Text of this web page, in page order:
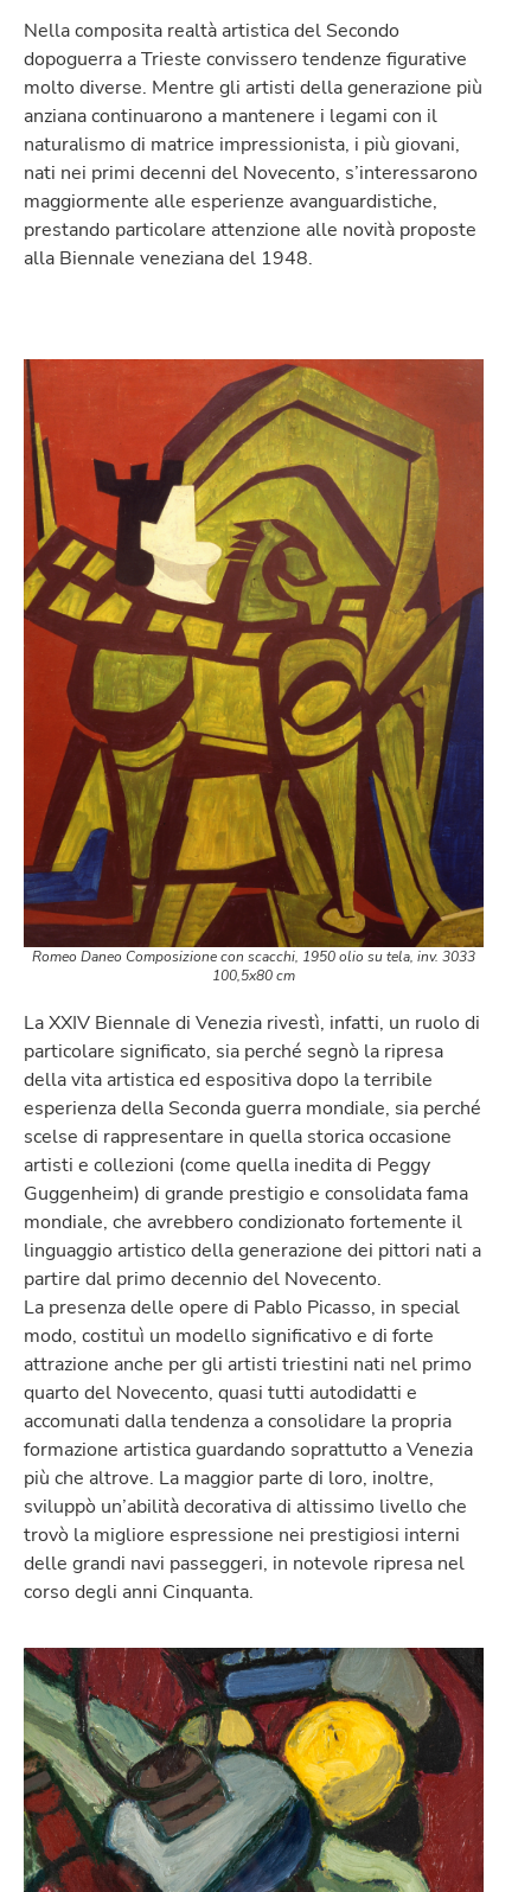
Nella composita realtà artistica del Secondo
dopoguerra a Trieste convissero tendenze figurative
molto diverse. Mentre gli artisti della generazione più
anziana continuarono a mantenere i legami con il
naturalismo di matrice impressionista, i più giovani,
nati nei primi decenni del Novecento, s’interessarono
maggiormente alle esperienze avanguardistiche,
prestando particolare attenzione alle novità proposte
alla Biennale veneziana del 1948.
Romeo Daneo Composizione con scacchi, 1950 olio su tela, inv. 3033
100,5x80 cm
La XXIV Biennale di Venezia rivestì, infatti, un ruolo di
particolare significato, sia perché segnò la ripresa
della vita artistica ed espositiva dopo la terribile
esperienza della Seconda guerra mondiale, sia perché
scelse di rappresentare in quella storica occasione
artisti e collezioni (come quella inedita di Peggy
Guggenheim) di grande prestigio e consolidata fama
mondiale, che avrebbero condizionato fortemente il
linguaggio artistico della generazione dei pittori nati a
partire dal primo decennio del Novecento.
La presenza delle opere di Pablo Picasso, in special
modo, costituì un modello significativo e di forte
attrazione anche per gli artisti triestini nati nel primo
quarto del Novecento, quasi tutti autodidatti e
accomunati dalla tendenza a consolidare la propria
formazione artistica guardando soprattutto a Venezia
più che altrove. La maggior parte di loro, inoltre,
sviluppò un’abilità decorativa di altissimo livello che
trovò la migliore espressione nei prestigiosi interni
delle grandi navi passeggeri, in notevole ripresa nel
corso degli anni Cinquanta.